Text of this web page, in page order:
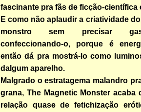
fascinante pra fãs de ficção-científica
E como não aplaudir a criatividade
monstro sem precisar
confeccionando-o, porque é
então dá pra mostrá-lo como
dalgum aparelho.
Malgrado o estratagema malandro
grana, The Magnetic Monster acaba
relação quase de fetichização